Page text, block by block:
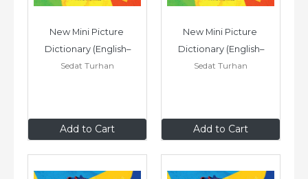
Add to Cart
New Mini Picture
Dictionary (English–
Somali)
Sedat Turhan
$9.99 Add to Cart
New Mini Picture
Dictionary (English–
Russian)
Sedat Turhan
$9.99